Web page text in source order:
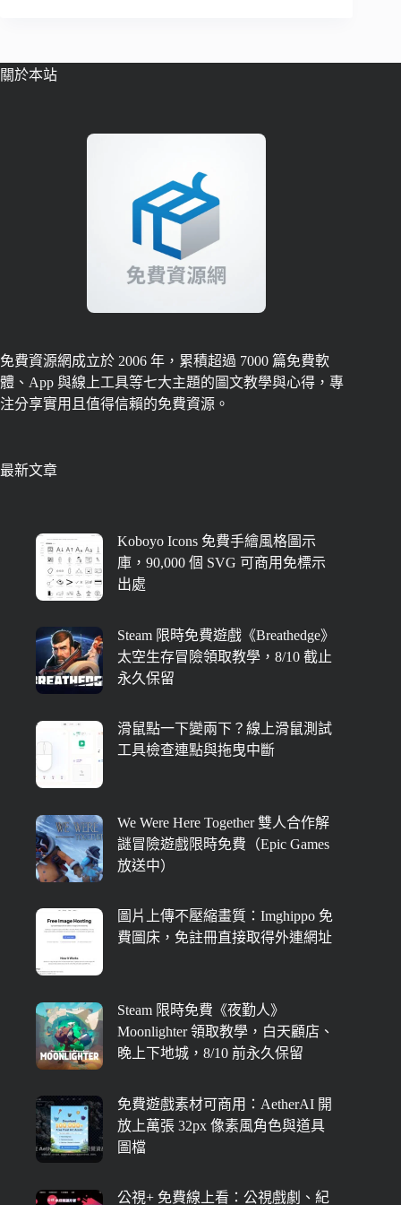
關於本站
免費資源網成立於 2006 年，累積超過 7000 篇免費軟
體、App 與線上工具等七大主題的圖文教學與心得，專
注分享實用且值得信賴的免費資源。
最新文章
Koboyo Icons 免費手繪風格圖示
庫，90,000 個 SVG 可商用免標示
出處
Steam 限時免費遊戲《Breathedge》
太空生存冒險領取教學，8/10 截止
永久保留
滑鼠點一下變兩下？線上滑鼠測試
工具檢查連點與拖曳中斷
We Were Here Together 雙人合作解
謎冒險遊戲限時免費（Epic Games
放送中）
圖片上傳不壓縮畫質：Imghippo 免
費圖床，免註冊直接取得外連網址
Steam 限時免費《夜勤人》
Moonlighter 領取教學，白天顧店、
晚上下地城，8/10 前永久保留
免費遊戲素材可商用：AetherAI 開
放上萬張 32px 像素風角色與道具
圖檔
公視+ 免費線上看：公視戲劇、紀